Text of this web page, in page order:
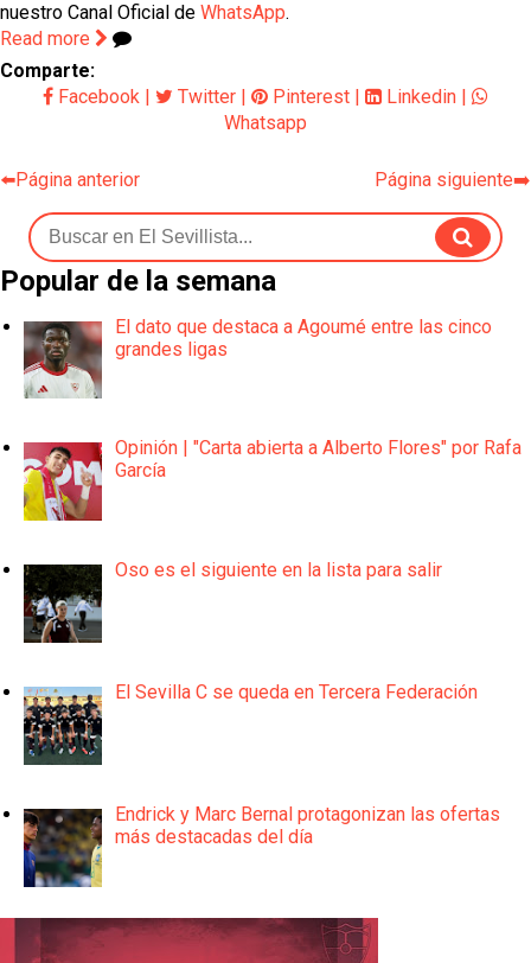
nuestro Canal Oficial de WhatsApp.
Read more
Comparte:
Facebook
Twitter Pinterest Linkedin
Whatsapp
⬅️Página anterior Página siguiente➡️
Popular de la semana
El dato que destaca a Agoumé entre las cinco
grandes ligas
Opinión | "Carta abierta a Alberto Flores" por Rafa
García
Oso es el siguiente en la lista para salir
El Sevilla C se queda en Tercera Federación
Endrick y Marc Bernal protagonizan las ofertas
más destacadas del día